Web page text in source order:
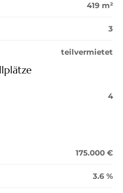
419 m²
3
teilvermietet
4
175.000 €
3.6 %